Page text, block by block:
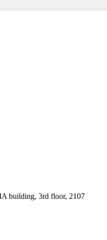
building, 3rd floor, 2107